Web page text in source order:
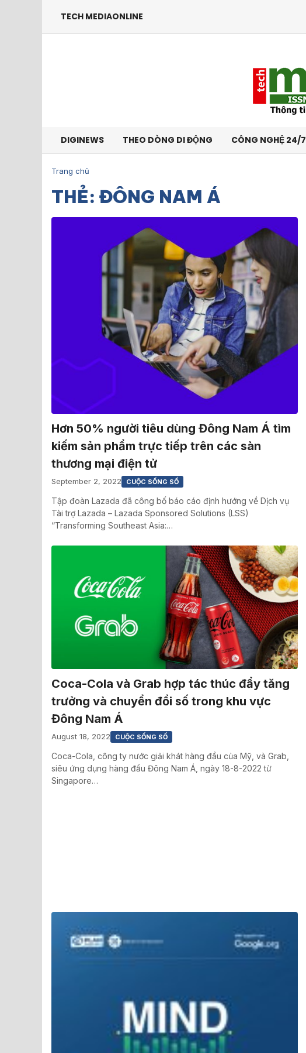
TECH MEDIAONLINE
DIGINEWS THEO DÒNG DI ĐỘNG CÔNG NGHỆ 24/7
Trang chủ
THẺ: ĐÔNG NAM Á
Hơn 50% người tiêu dùng Đông Nam Á tìm
kiếm sản phẩm trực tiếp trên các sàn
thương mại điện tử
September 2, 2022 CUỘC SỐNG SỐ
Tập đoàn Lazada đã công bố báo cáo định hướng về Dịch vụ
Tài trợ Lazada – Lazada Sponsored Solutions (LSS)
“Transforming Southeast Asia:…
Coca-Cola và Grab hợp tác thúc đẩy tăng
trưởng và chuyển đổi số trong khu vực
Đông Nam Á
August 18, 2022 CUỘC SỐNG SỐ
Coca-Cola, công ty nước giải khát hàng đầu của Mỹ, và Grab,
siêu ứng dụng hàng đầu Đông Nam Á, ngày 18-8-2022 từ
Singapore…